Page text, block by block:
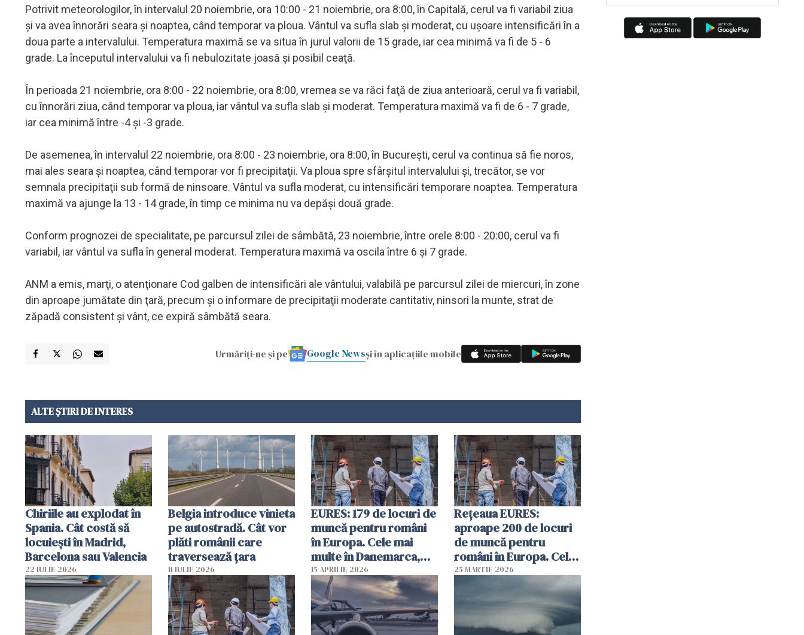
Potrivit meteorologilor, în intervalul 20 noiembrie, ora 10:00 - 21 noiembrie, ora 8:00, în Capitală, cerul va fi variabil ziua
şi va avea înnorări seara şi noaptea, când temporar va ploua. Vântul va sufla slab şi moderat, cu uşoare intensificări în a
doua parte a intervalului. Temperatura maximă se va situa în jurul valorii de 15 grade, iar cea minimă va fi de 5 - 6
grade. La începutul intervalului va fi nebulozitate joasă şi posibil ceaţă.
În perioada 21 noiembrie, ora 8:00 - 22 noiembrie, ora 8:00, vremea se va răci faţă de ziua anterioară, cerul va fi variabil,
cu înnorări ziua, când temporar va ploua, iar vântul va sufla slab şi moderat. Temperatura maximă va fi de 6 - 7 grade,
iar cea minimă între -4 şi -3 grade.
De asemenea, în intervalul 22 noiembrie, ora 8:00 - 23 noiembrie, ora 8:00, în Bucureşti, cerul va continua să fie noros,
mai ales seara şi noaptea, când temporar vor fi precipitaţii. Va ploua spre sfârşitul intervalului şi, trecător, se vor
semnala precipitaţii sub formă de ninsoare. Vântul va sufla moderat, cu intensificări temporare noaptea. Temperatura
maximă va ajunge la 13 - 14 grade, în timp ce minima nu va depăşi două grade.
Conform prognozei de specialitate, pe parcursul zilei de sâmbătă, 23 noiembrie, între orele 8:00 - 20:00, cerul va fi
variabil, iar vântul va sufla în general moderat. Temperatura maximă va oscila între 6 şi 7 grade.
ANM a emis, marţi, o atenţionare Cod galben de intensificări ale vântului, valabilă pe parcursul zilei de miercuri, în zone
din aproape jumătate din ţară, precum şi o informare de precipitaţii moderate cantitativ, ninsori la munte, strat de
zăpadă consistent şi vânt, ce expiră sâmbătă seara.
Urmăriți-ne și pe Google Newsși în aplicațiile mobile
ALTE ȘTIRI DE INTERES
Chiriile au explodat în
Spania. Cât costă să
locuiești în Madrid,
Barcelona sau Valencia
22 IULIE 2026
Belgia introduce vinieta
pe autostradă. Cât vor
plăti românii care
traversează țara
11 IULIE 2026
EURES: 179 de locuri de
muncă pentru români
în Europa. Cele mai
multe în Danemarca,
Norvegia și Italia
15 APRILIE 2026
Rețeaua EURES:
aproape 200 de locuri
de muncă pentru
români în Europa. Cele
mai multe în
Danemarca și Norvegia
25 MARTIE 2026